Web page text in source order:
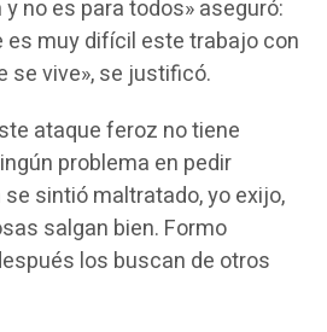
no es para todos» aseguró:
es muy difícil este trabajo con
se vive», se justificó.
ataque feroz no tiene
problema en pedir
sintió maltratado, yo exijo,
salgan bien. Formo
los buscan de otros